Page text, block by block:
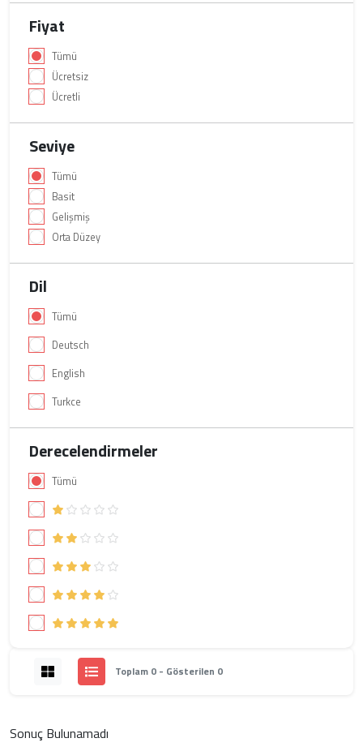
Fiyat
Tümü
Ücretsiz
Ücretli
Seviye
Tümü
Basit
Gelişmiş
Orta Düzey
Dil
Tümü
Deutsch
English
Turkce
Derecelendirmeler
Tümü
Toplam 0 - Gösterilen 0
Sonuç Bulunamadı